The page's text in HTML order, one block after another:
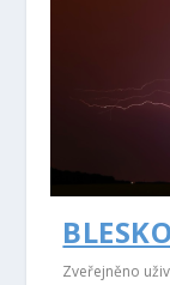
Zveřejněno